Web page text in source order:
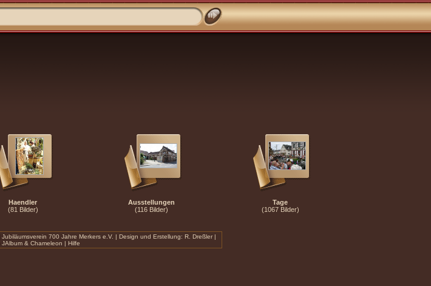
Haendler
(81 Bilder)
Ausstellungen
(116 Bilder)
Tage
(1067 Bilder)
Jubiläumsverein 700 Jahre Merkers e.V. | Design und Erstellung: R. Dreßler|
JAlbum& Chameleon | Hilfe